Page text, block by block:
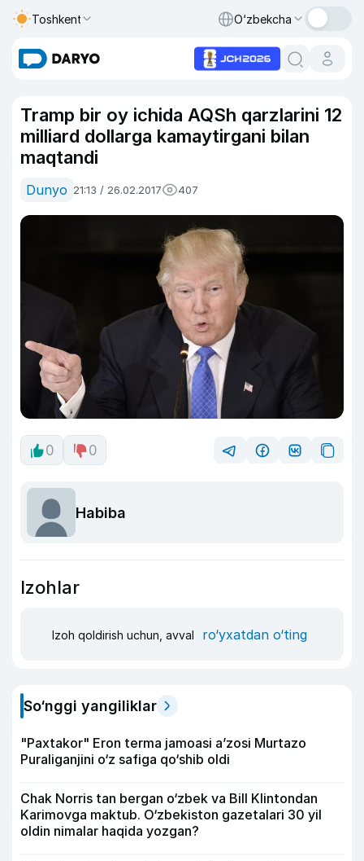
Toshkent O‘zbekcha
Tramp bir oy ichida AQSh qarzlarini 12
milliard dollarga kamaytirgani bilan
maqtandi
Dunyo 21:13 / 26.02.2017 407
0 0
Habiba
Izohlar
Izoh qoldirish uchun, avval ro‘yxatdan o‘ting
So‘nggi yangiliklar
"Paxtakor" Eron terma jamoasi a’zosi Murtazo
Puraliganjini o‘z safiga qo‘shib oldi
Chak Norris tan bergan o‘zbek va Bill Klintondan
Karimovga maktub. O‘zbekiston gazetalari 30 yil
oldin nimalar haqida yozgan?